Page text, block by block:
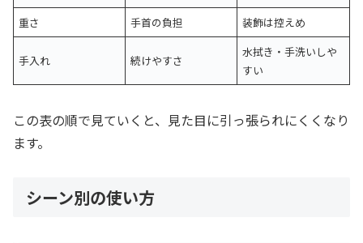
重さ
手首の負担 装飾は控えめ
手入れ 続けやすさ
水拭き・手洗いしや
すい
この表の順で見ていくと、見た目に引っ張られにくくなり
ます。
シーン別の使い方